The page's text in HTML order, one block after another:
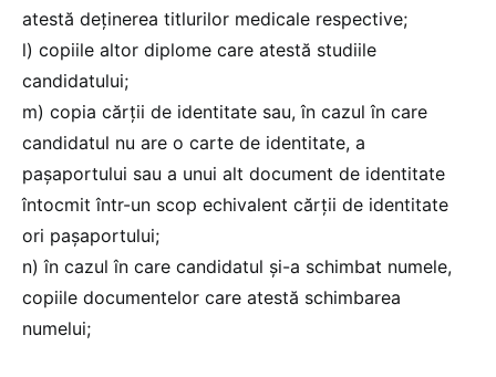
atestă deținerea titlurilor medicale respective;
l) copiile altor diplome care atestă studiile
candidatului;
m) copia cărții de identitate sau, în cazul în care
candidatul nu are o carte de identitate, a
pașaportului sau a unui alt document de identitate
întocmit într-un scop echivalent cărții de identitate
ori pașaportului;
n) în cazul în care candidatul și-a schimbat numele,
copiile documentelor care atestă schimbarea
numelui;